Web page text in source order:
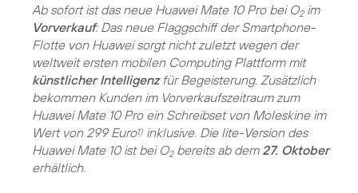
Ab sofort ist das neue Huawei Mate 10 Pro bei O2im
Vorverkauf: Das neue Flaggschiff der Smartphone-
Flotte von Huawei sorgt nicht zuletzt wegen der
weltweit ersten mobilen Computing Plattform mit
künstlicher Intelligenzfür Begeisterung. Zusätzlich
bekommen Kunden im Vorverkaufszeitraum zum
Huawei Mate 10 Pro ein Schreibset von Moleskine im
Wert von 299 Euro1) inklusive. Die lite-Version des
Huawei Mate 10 ist bei O2bereits ab dem 27. Oktober
erhältlich.